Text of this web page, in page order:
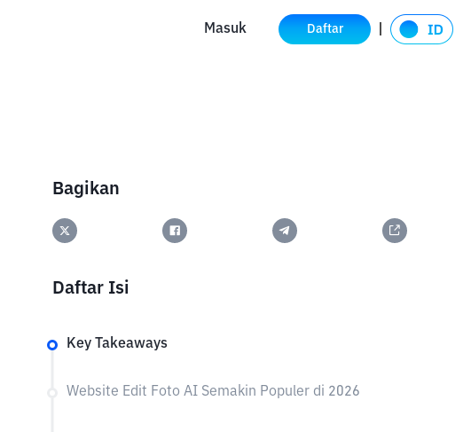
Masuk Daftar
Bagikan
Daftar Isi
Key Takeaways
Website Edit Foto AI Semakin Populer di 2026